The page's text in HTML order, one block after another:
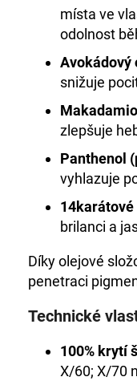
místa ve
odolnost
Avokádový
snižuje
zlepšuje
Panthenol
vyhlazuje
brilanci a
Díky olejové
penetraci
Technické
100% krytí
X/60; X/70